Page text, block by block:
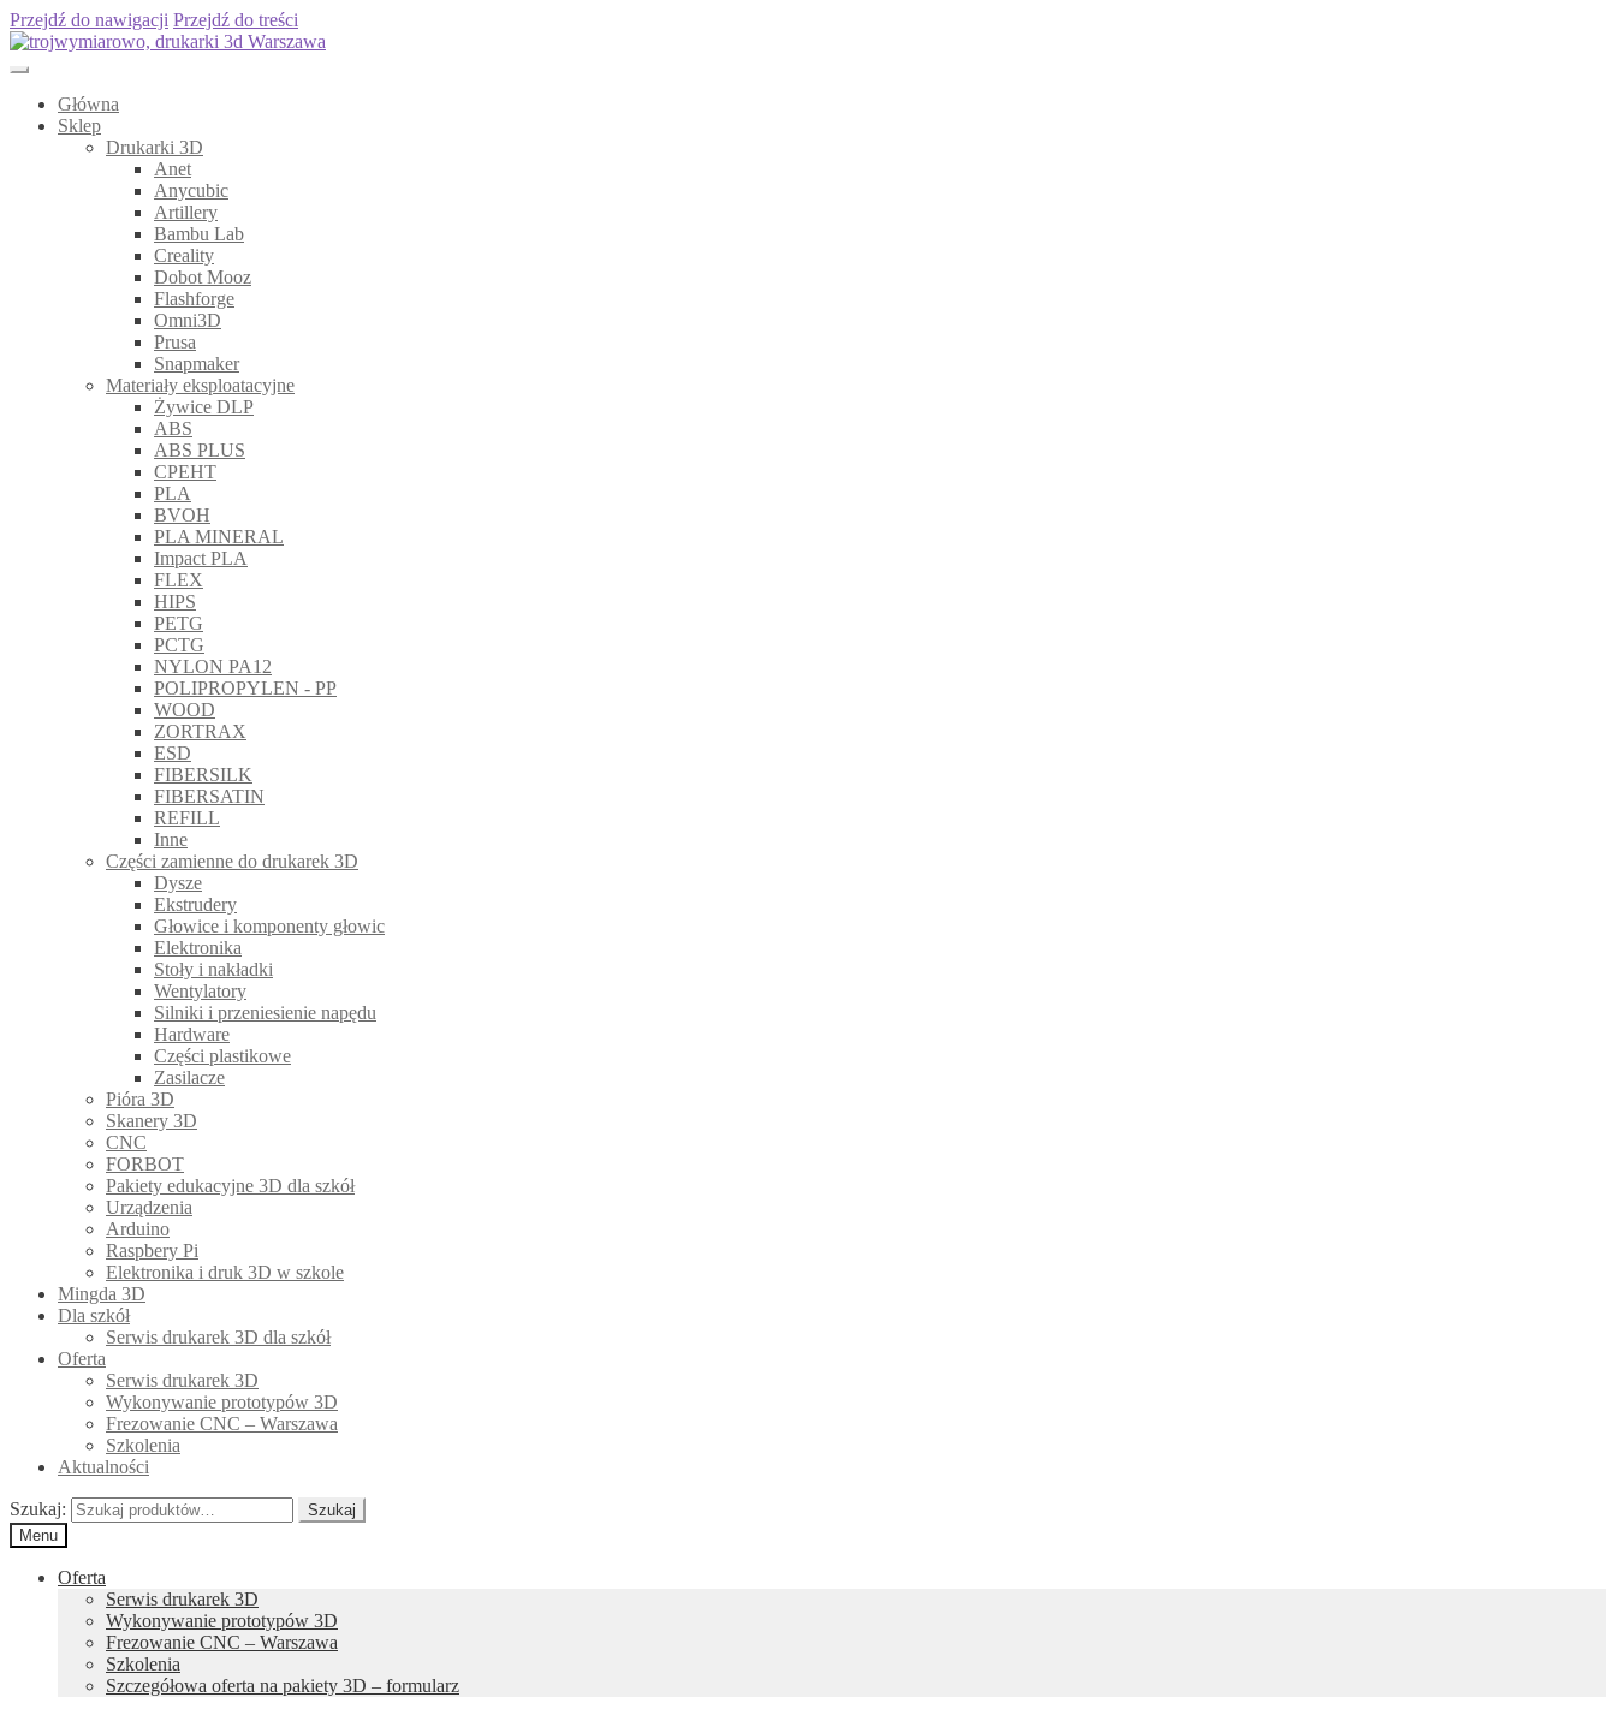
Przejdź do nawigacji Przejdź do treści
Główna
Sklep
Drukarki 3D
Anet
Anycubic
Artillery
Bambu Lab
Creality
Dobot Mooz
Flashforge
Omni3D
Prusa
Snapmaker
Materiały eksploatacyjne
Żywice DLP
ABS
ABS PLUS
CPEHT
PLA
BVOH
PLA MINERAL
Impact PLA
FLEX
HIPS
PETG
PCTG
NYLON PA12
POLIPROPYLEN - PP
WOOD
ZORTRAX
ESD
FIBERSILK
FIBERSATIN
REFILL
Inne
Części zamienne do drukarek 3D
Dysze
Ekstrudery
Głowice i komponenty głowic
Elektronika
Stoły i nakładki
Wentylatory
Silniki i przeniesienie napędu
Hardware
Części plastikowe
Zasilacze
Pióra 3D
Skanery 3D
CNC
FORBOT
Pakiety edukacyjne 3D dla szkół
Urządzenia
Arduino
Raspbery Pi
Elektronika i druk 3D w szkole
Mingda 3D
Dla szkół
Serwis drukarek 3D dla szkół
Oferta
Serwis drukarek 3D
Wykonywanie prototypów 3D
Frezowanie CNC – Warszawa
Szkolenia
Aktualności
Szukaj:
Szukaj
Menu
Oferta
Serwis drukarek 3D
Wykonywanie prototypów 3D
Frezowanie CNC – Warszawa
Szkolenia
Szczegółowa oferta na pakiety 3D – formularz